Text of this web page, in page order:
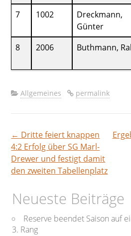
7
1002
Dreckmann,
Günter
8
2006 Buthmann,
Allgemeines permalink
← Dritte feiert knappen
4:2 Erfolg über SG Marl-
Drewer und festigt damit
den zweiten Tabellenplatz
Neueste Beiträge
Reserve beendet Saison auf
3. Rang